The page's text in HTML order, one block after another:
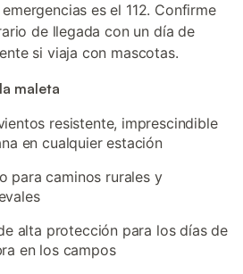
es el 112. Confirme
de llegada con un día de
si viaja con mascotas.
maleta
resistente, imprescindible
en cualquier estación
para caminos rurales y
alta protección para los días de
en los campos